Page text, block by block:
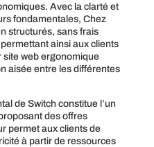
Avec la clarté et
fondamentales, Chez
structurés, sans frais
ainsi aux clients
site web ergonomique
aisée entre les différentes
de Switch constitue l’un
des offres
permet aux clients de
à partir de ressources